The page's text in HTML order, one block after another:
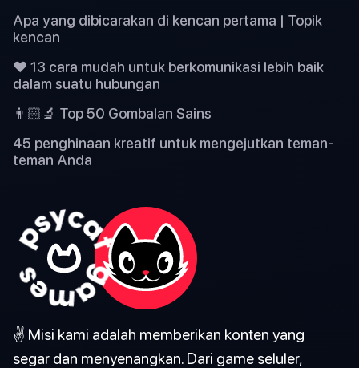
Apa yang dibicarakan di kencan pertama | Topik
kencan
❤️ 13 cara mudah untuk berkomunikasi lebih baik
dalam suatu hubungan
👨🏻‍🔬 Top 50 Gombalan Sains
45 penghinaan kreatif untuk mengejutkan teman-
teman Anda
✌️ Misi kami adalah memberikan konten yang
segar dan menyenangkan. Dari game seluler,